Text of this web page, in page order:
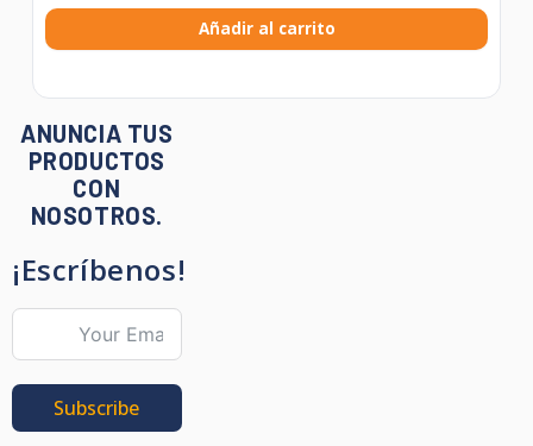
Añadir al carrito
ANUNCIA TUS
PRODUCTOS
CON
NOSOTROS.
¡Escríbenos!
Subscribe